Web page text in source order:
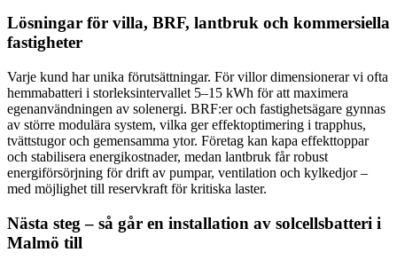
Lösningar för villa, BRF, lantbruk och kommersiella
fastigheter
Varje kund har unika förutsättningar. För villor dimensionerar vi ofta
hemmabatteri i storleksintervallet 5–15 kWh för att maximera
egenanvändningen av solenergi. BRF:er och fastighetsägare gynnas
av större modulära system, vilka ger effektoptimering i trapphus,
tvättstugor och gemensamma ytor. Företag kan kapa effekttoppar
och stabilisera energikostnader, medan lantbruk får robust
energiförsörjning för drift av pumpar, ventilation och kylkedjor –
med möjlighet till reservkraft för kritiska laster.
Nästa steg – så går en installation av solcellsbatteri i
Malmö till